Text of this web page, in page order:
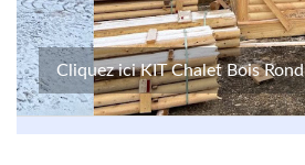
Cliquez ici KIT Chalet Bois Rond